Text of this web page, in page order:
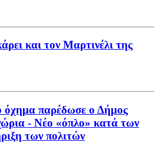
και τον Μαρτινέλι της
όχημα παρέδωσε ο Δήμος
- Νέο «όπλο» κατά των
των πολιτών